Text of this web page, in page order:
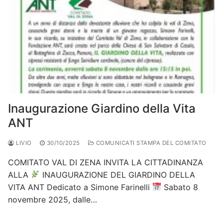
Inaugurazione Giardino della Vita
ANT
LIVIO 30/10/2025 COMUNICATI STAMPA DEL COMITATO
COMITATO VAL DI ZENA INVITA LA CITTADINANZA
ALLA
INAUGURAZIONE DEL GIARDINO DELLA
VITA ANT Dedicato a Simone Farinelli
Sabato 8
novembre 2025, dalle…